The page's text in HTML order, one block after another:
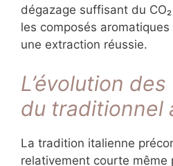
dégazage suffisant du
les composés
une extraction réussie.
L’évolution
du traditionnel
La tradition italienne
relativement courte même